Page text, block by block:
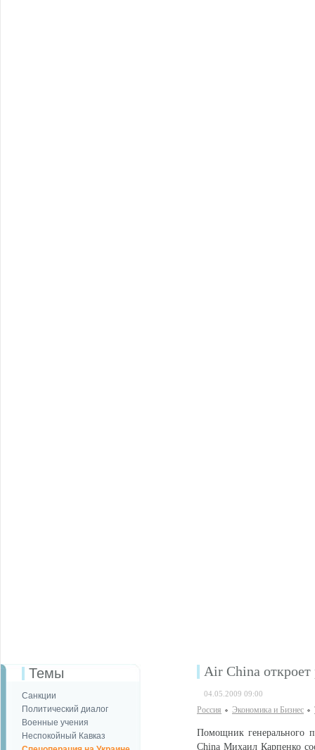
Темы
Санкции
Политический диалог
Военные учения
Неспокойный Кавказ
Air China
04.05.2009 09:00
Россия Экономика и Бизнес
Помощник генерального
China Михаил Карпенко